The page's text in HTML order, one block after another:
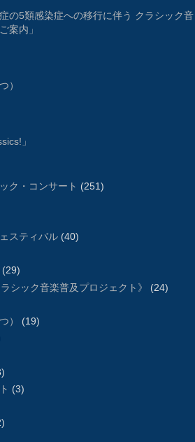
の5類感染症への移行に伴う クラシック音
案内」
）
」
ク・コンサート (251)
スティバル (40)
(29)
シック音楽普及プロジェクト》
(24)
）
(19)
(3)